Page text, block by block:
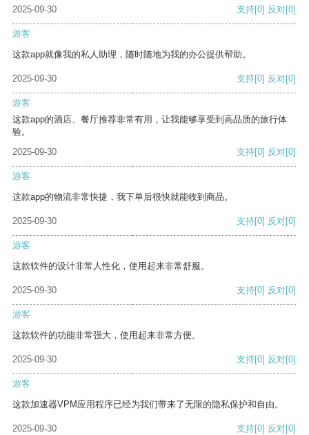
2025-09-30 支持[0] 反对[0]
游客
这款app就像我的私人助理，随时随地为我的办公提供帮助。
2025-09-30 支持[0] 反对[0]
游客
这款app的酒店、餐厅推荐非常有用，让我能够享受到高品质的旅行体
验。
2025-09-30
支持[0] 反对[0]
游客
这款app的物流非常快捷，我下单后很快就能收到商品。
2025-09-30 支持[0] 反对[0]
游客
这款软件的设计非常人性化，使用起来非常舒服。
2025-09-30 支持[0] 反对[0]
游客
这款软件的功能非常强大，使用起来非常方便。
2025-09-30 支持[0] 反对[0]
游客
这款加速器VPM应用程序已经为我们带来了无限的隐私保护和自由。
2025-09-30 支持[0] 反对[0]